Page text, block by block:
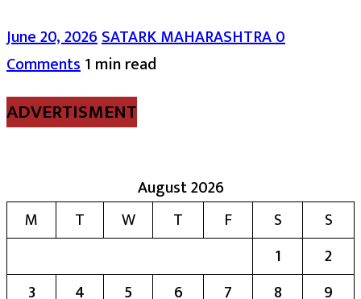
June 20, 2026SATARK MAHARASHTRA0
Comments1 min read
ADVERTISMENT
August 2026
M
T W T F S
S
1
2
3
4 5 6 7 8 9